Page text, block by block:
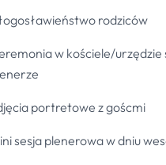
rodziców
w kościele/
portretowe z goścmi
sesja plenerowa w dniu